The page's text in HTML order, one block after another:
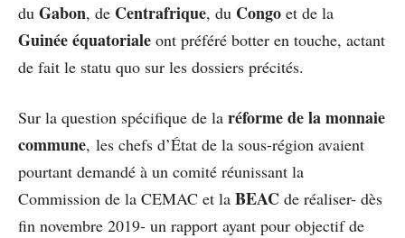
du Gabon, de Centrafrique, du Congo et de la
Guinée équatoriale ont préféré botter en touche, actant
de fait le statu quo sur les dossiers précités.
Sur la question spécifique de la réforme de la monnaie
commune, les chefs d’État de la sous-région avaient
pourtant demandé à un comité réunissant la
Commission de la CEMAC et la BEAC de réaliser- dès
fin novembre 2019- un rapport ayant pour objectif de